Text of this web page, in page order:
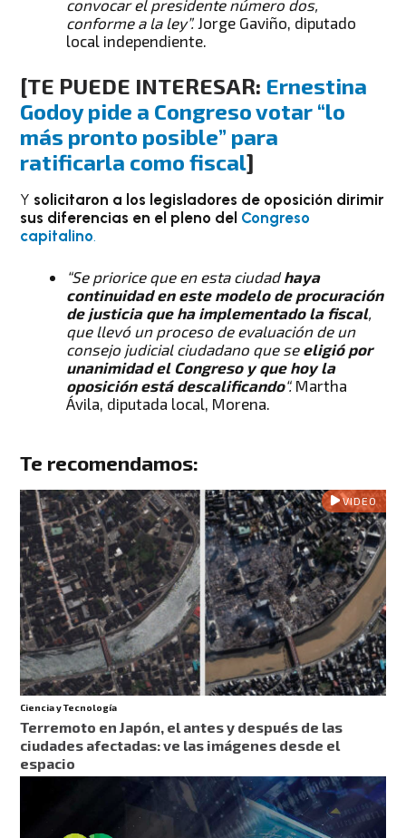
convocar el presidente número dos,
conforme a la ley”. Jorge Gaviño, diputado
local independiente.
[TE PUEDE INTERESAR: Ernestina
Godoy pide a Congreso votar “lo
más pronto posible” para
ratificarla como fiscal]
Y solicitaron a los legisladores de oposición dirimir
sus diferencias en el pleno del Congreso
capitalino.
“Se priorice que en esta ciudadhaya
continuidad en este modelo de procuración
de justicia que ha implementado la fiscal,
que llevó un proceso de evaluación de un
consejo judicial ciudadano que se eligió por
unanimidad el Congreso y que hoy la
oposición está descalificando“. Martha
Ávila, diputada local, Morena.
Te recomendamos:
VIDEO
Ciencia y Tecnología
Terremoto en Japón, el antes y después de las
ciudades afectadas: ve las imágenes desde el
espacio